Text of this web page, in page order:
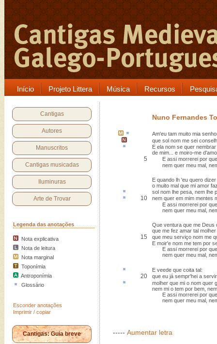
Início Projeto Littera Música Recursos
Cantigas
Autores
Manuscritos
Cantigas musicadas
Iluminuras
Arte de Trovar
Legenda das anotações
Nota explicativa
Nota de leitura
Nota marginal
Toponímia
Antroponímia
Glossário
Esconder anotações
Imprimir / copiar
Cantigas: Guia breve
Nuno Fernandes
Am'eu tam muito mia
que sol nom me sei
E ela nom se quer nembrar
de mim... e moiro-me
5
E assi morrerei por
nem quer meu mal,
E quando lh 'eu quero dizer
o muito mal que mi amor
sol nom lhe pesa, nem lhe
10 nem quer em mim mentes
E assi morrerei por
nem quer meu mal,
Que ventura que me Deus
que me fez amar tal molher
15
que meu serviço nom me
E moir'e nom me tem por
E assi morrerei por
nem quer meu mal,
E veede que coita tal:
20
que eu já sempr'hei a servir
molher que mi o nom quer
nem mi o tem por bem,
E assi morrerei por
nem quer meu mal,
----- Aumentar letra